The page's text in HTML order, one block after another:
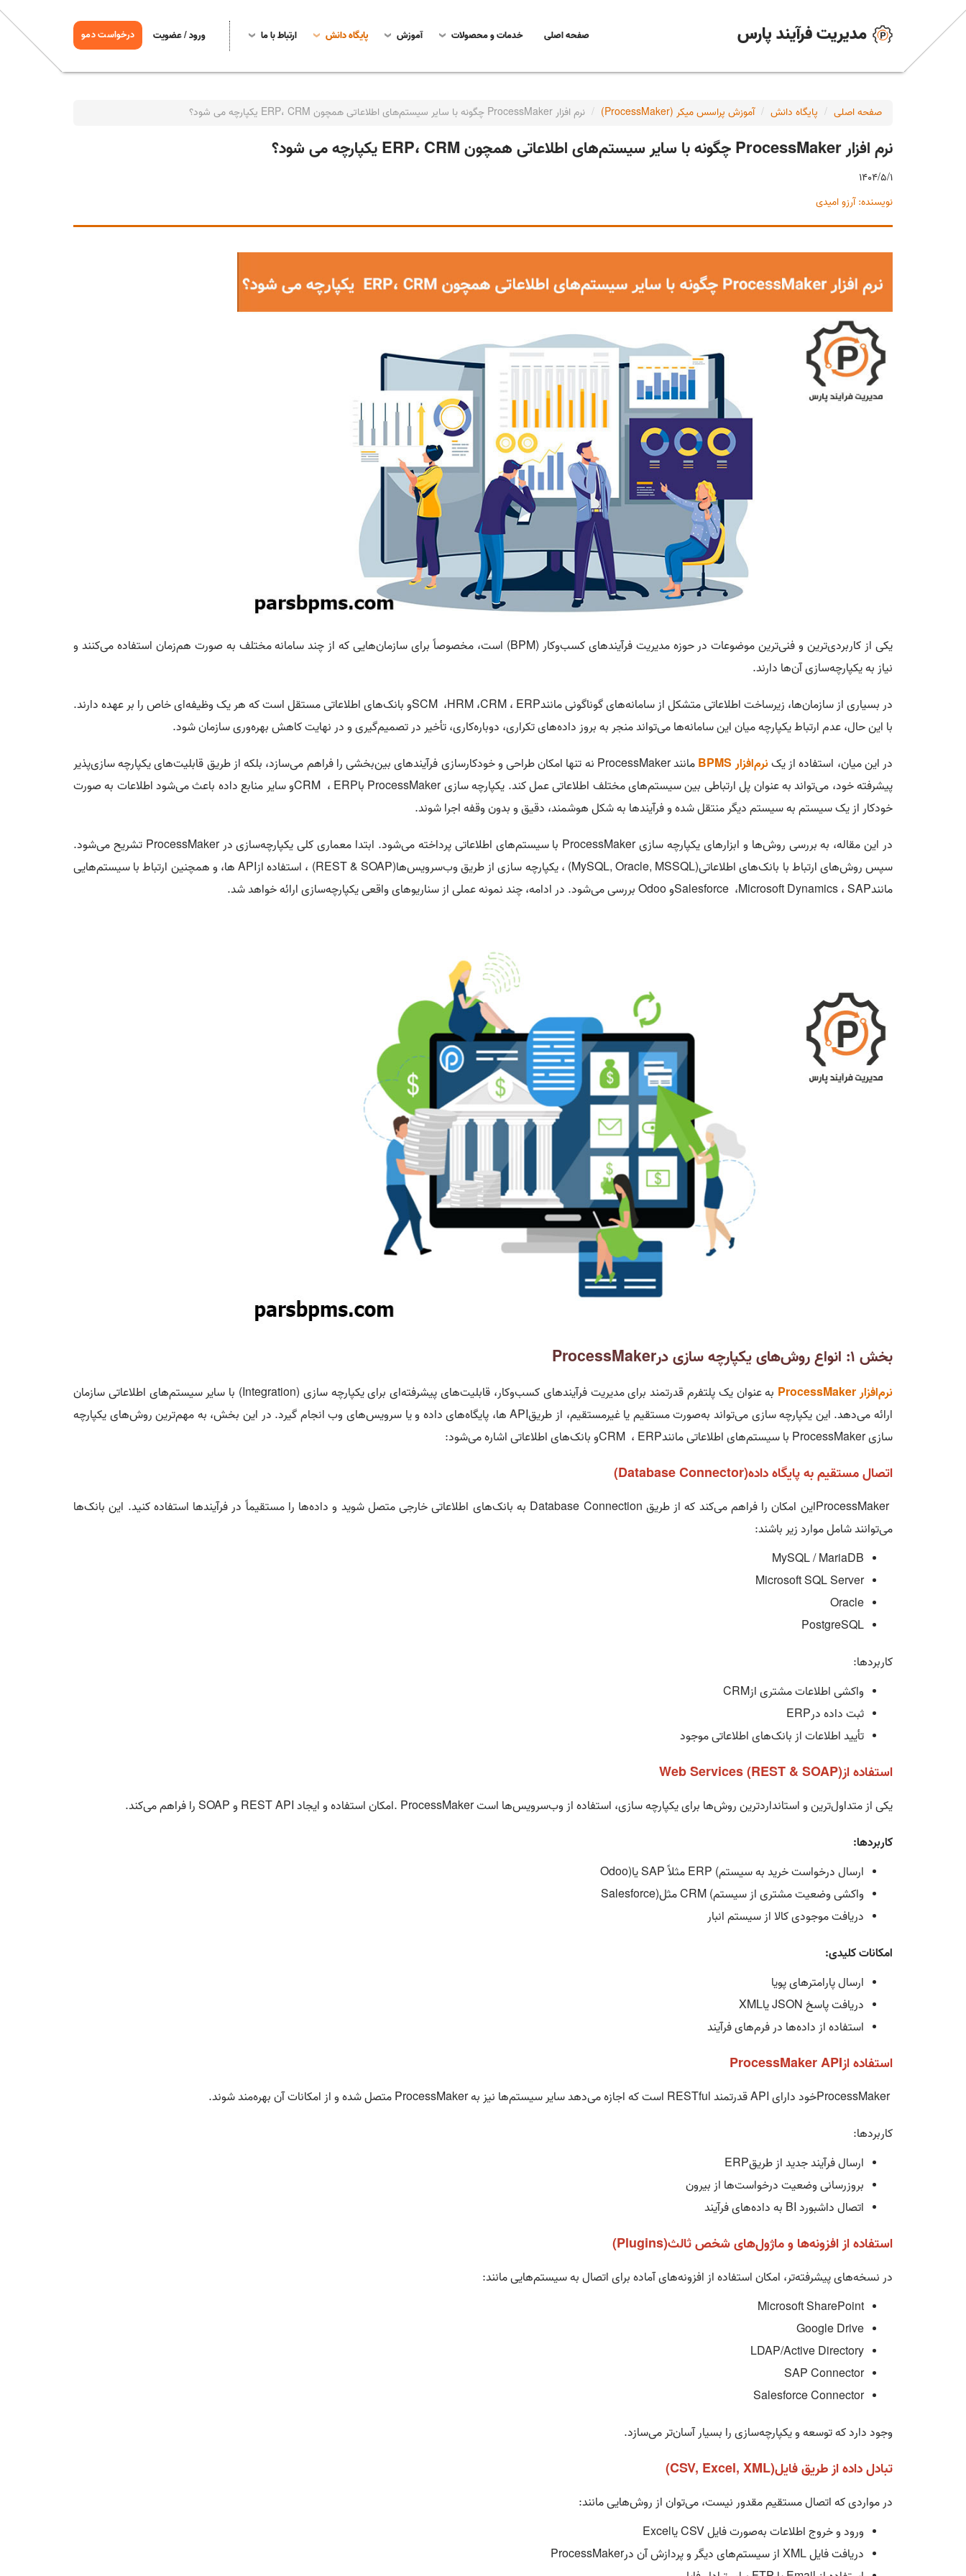
مدیریت فرآیند پارس صفحه اصلی خدمات و محصولات آموزش پایگاه دانش ارتباط با ما ورود / عضویت درخواست دمو
صفحه اصلی پایگاه دانش آموزش پراسس میکر (ProcessMaker) نرم افزار ProcessMaker چگونه با سایر سیستم‌های اطلاعاتی همچون ERP، CRM یکپارچه می شود؟
نرم افزار ProcessMaker چگونه با سایر سیستم‌های اطلاعاتی همچون ERP، CRM یکپارچه می شود؟
1404/5/1
نویسنده: آرزو امیدی
یکی از کاربردی‌ترین و فنی‌ترین موضوعات در حوزه مدیریت فرآیندهای کسب‌وکار (BPM) است، مخصوصاً برای سازمان‌هایی که از چند سامانه مختلف به صورت هم‌زمان استفاده می‌کنند و
نیاز به یکپارچه‌سازی آن‌ها دارند.
در بسیاری از سازمان‌ها، زیرساخت اطلاعاتی متشکل از سامانه‌های گوناگونی مانندERP ،CRM،HRM، SCMو بانک‌های اطلاعاتی مستقل است که هر یک وظیفه‌ای خاص را بر عهده دارند.
با این حال، عدم ارتباط یکپارچه میان این سامانه‌ها می‌تواند منجر به بروز داده‌های تکراری، دوباره‌کاری، تأخیر در تصمیم‌گیری و در نهایت کاهش بهره‌وری سازمان شود.
در این میان، استفاده از یکنرم‌افزارBPMSمانندProcessMaker نه تنها امکان طراحی و خودکارسازی فرآیندهای بین‌بخشی را فراهم می‌سازد، بلکه از طریق قابلیت‌های یکپارچه سازی‌پذیر
پیشرفته خود، می‌تواند به عنوان پل ارتباطی بین سیستم‌های مختلف اطلاعاتی عمل کند. یکپارچه سازیProcessMaker باERP ، CRMو سایر منابع داده باعث می‌شود اطلاعات به صورت
خودکار از یک سیستم به سیستم دیگر منتقل شده و فرآیندها به شکل هوشمند، دقیق و بدون وقفه اجرا شوند.
در این مقاله، به بررسی روش‌ها و ابزارهای یکپارچه سازیProcessMaker با سیستم‌های اطلاعاتی پرداخته می‌شود. ابتدا معماری کلی یکپارچه‌سازی درProcessMakerتشریح می‌شود.
سپس روش‌های ارتباط با بانک‌های اطلاعاتی(MySQL, Oracle, MSSQL) ، یکپارچه سازی از طریق وب‌سرویس‌ها(REST & SOAP) ، استفاده ازAPIها، و همچنین ارتباط با سیستم‌هایی
مانندSAP،Microsoft Dynamics، SalesforceوOdooبررسی می‌شود. در ادامه، چند نمونه عملی از سناریوهای واقعی یکپارچه‌سازی ارائه خواهد شد.
بخش ۱: انواع روش‌های یکپارچه سازی در ProcessMaker
نرم‌افزارProcessMaker به عنوان یک پلتفرم قدرتمند برای مدیریت فرآیندهای کسب‌وکار، قابلیت‌های پیشرفته‌ای برای یکپارچه سازی (Integration) با سایر سیستم‌های اطلاعاتی سازمان
ارائه می‌دهد. این یکپارچه سازی می‌تواند به‌صورت مستقیم یا غیرمستقیم، از طریقAPIها، پایگاه‌های داده و یا سرویس‌های وب انجام گیرد. در این بخش، به مهم‌ترین روش‌های یکپارچه
سازیProcessMaker با سیستم‌های اطلاعاتی مانندERP ، CRMو بانک‌های اطلاعاتی اشاره می‌شود:
اتصال مستقیم به پایگاه داده(Database Connector)
ProcessMakerاین امکان را فراهم می‌کند که از طریق Database Connection به بانک‌های اطلاعاتی خارجی متصل شوید و داده‌ها را مستقیماً در فرآیندها استفاده کنید. این بانک‌ها
می‌توانند شامل موارد زیر باشند:
MySQL / MariaDB
Microsoft SQL Server
Oracle
PostgreSQL
کاربردها:
واکشی اطلاعات مشتری ازCRM
ثبت داده درERP
تأیید اطلاعات از بانک‌های اطلاعاتی موجود
استفاده ازWeb Services (REST & SOAP)
یکی از متداول‌ترین و استانداردترین روش‌ها برای یکپارچه سازی، استفاده از وب‌سرویس‌ها است. ProcessMakerامکان استفاده و ایجادREST API وSOAPرا فراهم می‌کند.
کاربردها:
ارسال درخواست خرید به سیستمERP (مثلاًSAPیاOdoo)
واکشی وضعیت مشتری از سیستمCRM (مثلSalesforce)
دریافت موجودی کالا از سیستم انبار
امکانات کلیدی:
ارسال پارامترهای پویا
دریافت پاسخJSONیاXML
استفاده از داده‌ها در فرم‌های فرآیند
استفاده ازProcessMaker API
ProcessMakerخود دارایAPIقدرتمندRESTful است که اجازه می‌دهد سایر سیستم‌ها نیز بهProcessMakerمتصل شده و از امکانات آن بهره‌مند شوند.
کاربردها:
ارسال فرآیند جدید از طریقERP
بروزرسانی وضعیت درخواست‌ها از بیرون
اتصال داشبوردBI به داده‌های فرآیند
استفاده از افزونه‌ها و ماژول‌های شخص ثالث(Plugins)
در نسخه‌های پیشرفته‌تر، امکان استفاده از افزونه‌های آماده برای اتصال به سیستم‌هایی مانند:
Microsoft SharePoint
Google Drive
LDAP/Active Directory
SAP Connector
Salesforce Connector
وجود دارد که توسعه و یکپارچه‌سازی را بسیار آسان‌تر می‌سازد.
تبادل داده از طریق فایل(CSV, Excel, XML)
در مواردی که اتصال مستقیم مقدور نیست، می‌توان از روش‌هایی مانند:
ورود و خروج اطلاعات به‌صورت فایلCSVیاExcel
دریافت فایلXMLاز سیستم‌های دیگر و پردازش آن درProcessMaker